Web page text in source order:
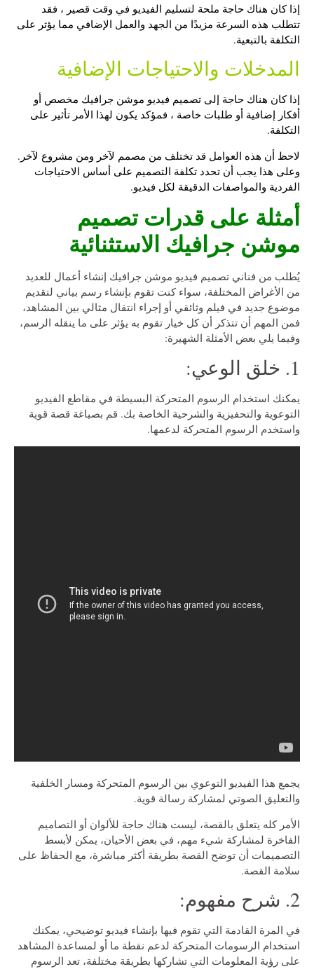
إذا كان هناك حاجة ملحة لتسليم الفيديو في وقت قصير ، فقد
تتطلب هذه السرعة مزيدًا من الجهد والعمل الإضافي مما يؤثر على
التكلفة بالتبعية.
المدخلات والاحتياجات الإضافية
إذا كان هناك حاجة إلى تصميم فيديو موشن جرافيك مخصص أو
أفكار إضافية أو طلبات خاصة ، فمؤكد يكون لهذا الأمر تأثير على
التكلفة.
لاحظ أن هذه العوامل قد تختلف من مصمم لآخر ومن مشروع لآخر.
وعلى هذا يجب أن تحدد تكلفة التصميم على أساس الاحتياجات
الفردية والمواصفات الدقيقة لكل فيديو.
أمثلة على قدرات تصميم
موشن جرافيك الاستثنائية
يُطلب من فناني تصميم فيديو موشن جرافيك إنشاء أعمال للعديد
من الأغراض المختلفة، سواء كنت تقوم بإنشاء رسم بياني لتقديم
موضوع جديد في فيلم وثائقي أو إجراء انتقال مثالي بين المشاهد،
فمن المهم أن تتذكر أن كل خيار تقوم به يؤثر على ما ينقله الرسم،
وفيما يلي بعض الأمثلة الشهيرة:
1. خلق الوعي:
يمكنك استخدام الرسوم المتحركة البسيطة في مقاطع الفيديو
التوعوية والتحفيزية والشرحية الخاصة بك. قم بصياغة قصة قوية
واستخدم الرسوم المتحركة لدعمها.
يجمع هذا الفيديو التوعوي بين الرسوم المتحركة ومسار الخلفية
والتعليق الصوتي لمشاركة رسالة قوية.
الأمر كله يتعلق بالقصة، ليست هناك حاجة للألوان أو التصاميم
الفاخرة لمشاركة شيء مهم، في بعض الأحيان، يمكن لأبسط
التصميمات أن توضح القصة بطريقة أكثر مباشرة، مع الحفاظ على
سلامة القصة.
2. شرح مفهوم:
في المرة القادمة التي تقوم فيها بإنشاء فيديو توضيحي، يمكنك
استخدام الرسومات المتحركة لدعم نقطة ما أو لمساعدة المشاهد
على رؤية المعلومات التي تشاركها بطريقة مختلفة، تعد الرسوم